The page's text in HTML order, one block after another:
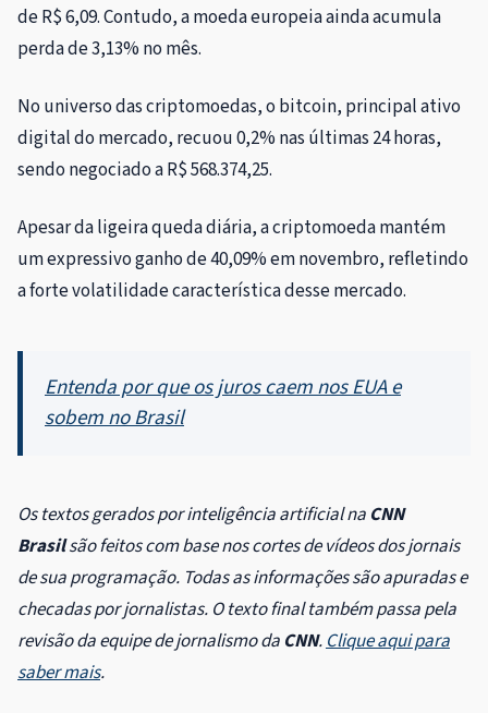
de R$ 6,09. Contudo, a moeda europeia ainda acumula
perda de 3,13% no mês.
No universo das criptomoedas, o bitcoin, principal ativo
digital do mercado, recuou 0,2% nas últimas 24 horas,
sendo negociado a R$ 568.374,25.
Apesar da ligeira queda diária, a criptomoeda mantém
um expressivo ganho de 40,09% em novembro, refletindo
a forte volatilidade característica desse mercado.
Entenda por que os juros caem nos EUA e
sobem no Brasil
Os textos gerados por inteligência artificial na CNN
Brasilsão feitos com base nos cortes de vídeos dos jornais
de sua programação. Todas as informações são apuradas e
checadas por jornalistas. O texto final também passa pela
revisão da equipe de jornalismo da CNN. Clique aqui para
saber mais.